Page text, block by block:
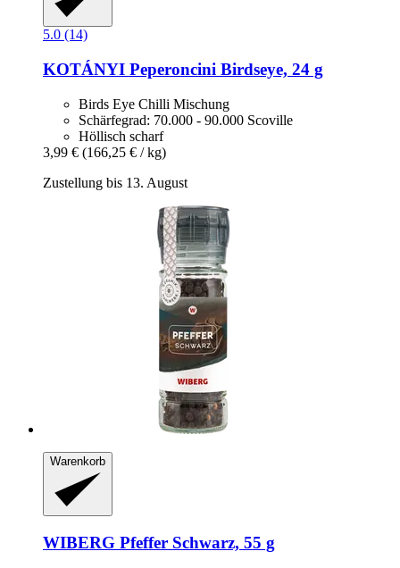
5.0 (14)
KOTÁNYI Peperoncini Birdseye, 24 g
Birds Eye Chilli Mischung
Schärfegrad: 70.000 - 90.000 Scoville
Höllisch scharf
3,99 € (166,25 € / kg)
Zustellung bis 13. August
Warenkorb
WIBERG Pfeffer Schwarz, 55 g